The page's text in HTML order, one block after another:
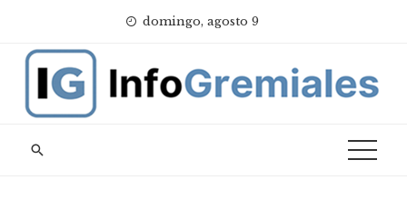
content
domingo, agosto 9